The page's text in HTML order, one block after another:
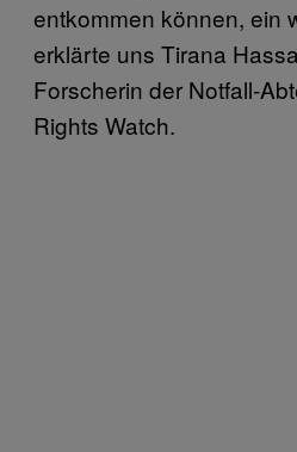
entkommen können, ein
erklärte uns Tirana
Forscherin der Notfall-
Rights Watch.